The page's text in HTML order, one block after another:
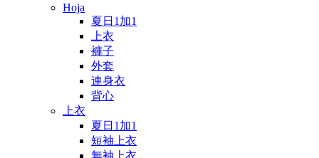
Hoja
夏日1加1
上衣
褲子
外套
連身衣
背心
上衣
夏日1加1
短袖上衣
無袖上衣